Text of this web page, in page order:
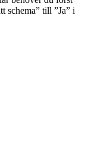
schema” till ”Ja” i